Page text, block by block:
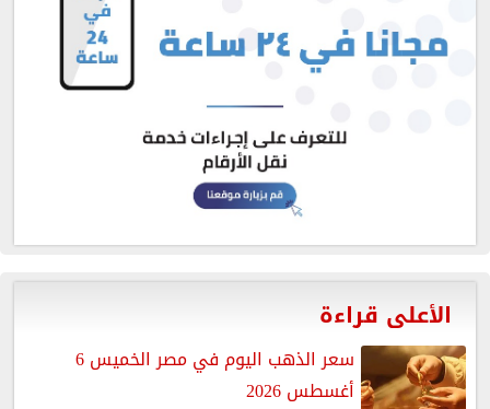
الأعلى قراءة
سعر الذهب اليوم في مصر الخميس 6
أغسطس 2026